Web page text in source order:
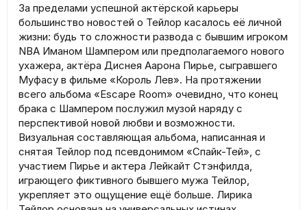
За пределами успешной актёрской карьеры
большинство новостей о Тейлор касалось её личной
жизни: будь то сложности развода с бывшим игроком
NBA Иманом Шампером или предполагаемого нового
ухажера, актёра Диснея Аарона Пирье, сыгравшего
Муфасу в фильме «Король Лев». На протяжении
всего альбома «Escape Room» очевидно, что конец
брака с Шампером послужил музой наряду с
перспективой новой любви и возможности.
Визуальная составляющая альбома, написанная и
снятая Тейлор под псевдонимом «Спайк-Тей», с
участием Пирье и актера Лейкайт Стэнфилда,
играющего фиктивного бывшего мужа Тейлор,
укрепляет это ощущение ещё больше. Лирика